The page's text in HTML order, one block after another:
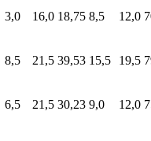
3,0 16,0 18,75 8,5 12,0
8,5 21,5 39,53 15,5 19,5
6,5 21,5 30,23 9,0 12,0